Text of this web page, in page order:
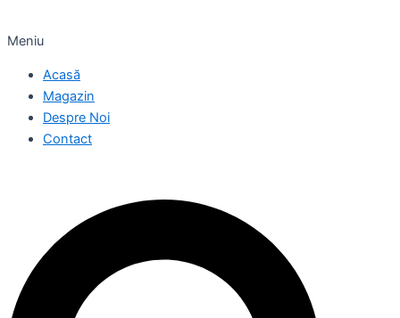
Meniu
Acasă
Magazin
Despre Noi
Contact